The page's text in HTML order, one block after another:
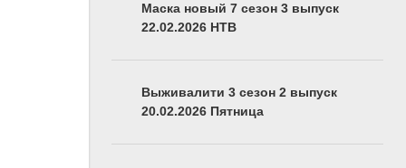
Маска новый 7 сезон 3 выпуск
22.02.2026 НТВ
Выживалити 3 сезон 2 выпуск
20.02.2026 Пятница